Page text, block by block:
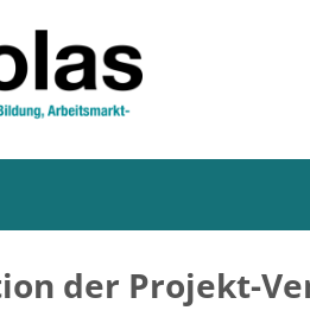
der Projekt-